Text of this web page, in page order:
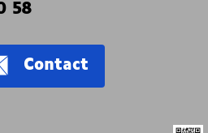
58
Contact